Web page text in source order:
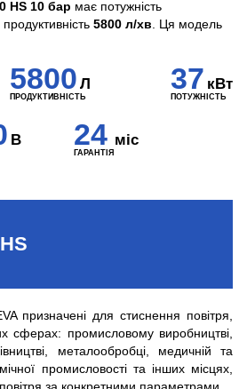
HS 10 бар має потужність
продуктивність 5800 л/хв . Ця модель
5800 Л
ПРОДУКТИВНІСТЬ
37 кВт
ПОТУЖНІСТЬ
В 24 міс
ГАРАНТІЯ
призначені для стиснення повітря,
сферах: промисловому виробництві,
металообробці, медичній та
промисловості та інших місцях,
за конкретними параметрами.